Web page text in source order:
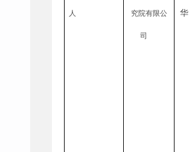
人 究院有限公
司
华